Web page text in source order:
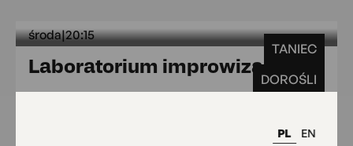
PL EN
TANIEC
DOROŚLI
środa|20:15
Laboratorium improwizacji